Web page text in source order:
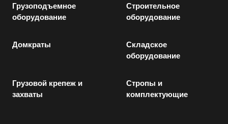
Грузоподъемное
оборудование
Строительное
оборудование
Домкраты
Складское
оборудование
Грузовой крепеж и
захваты
Стропы и
комплектующие